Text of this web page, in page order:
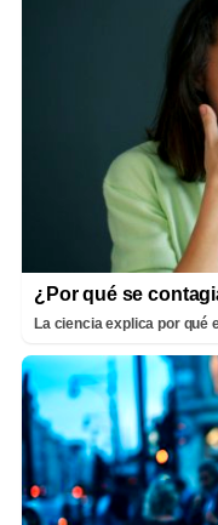
¿Por qué se
La ciencia explica por qué